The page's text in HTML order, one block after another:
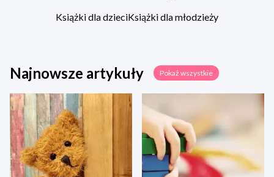
Książki dla dzieciKsiążki dla młodzieży
Najnowsze artykuły Pokaż wszystkie